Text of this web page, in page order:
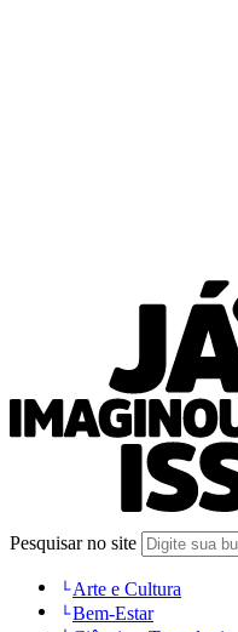
Pesquisar no site
Arte e Cultura
Bem-Estar